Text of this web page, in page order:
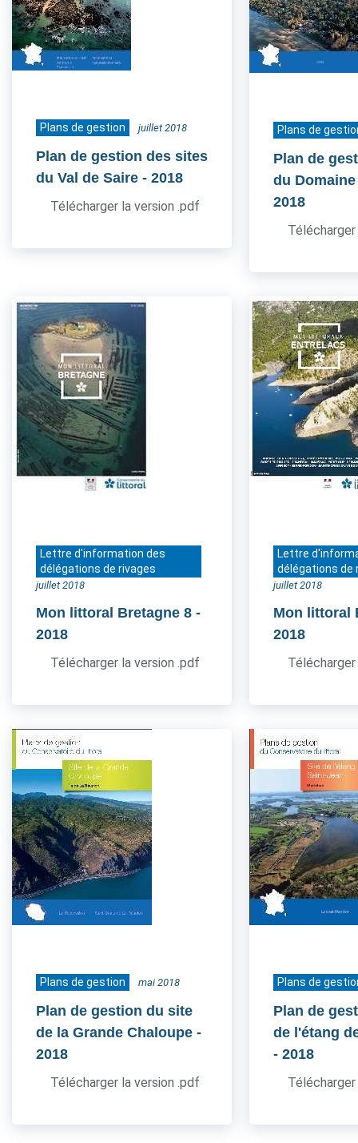
Plans de gestion juillet 2018
Plan de gestion des sites
du Val de Saire - 2018
Télécharger la version .pdf
Plans de
Plan de
du
2018
Lettre d'information des
délégations de rivages
juillet 2018
Mon littoral Bretagne 8 -
2018
Télécharger la version .pdf
Lettre
délégations de
juillet 2018
Mon littoral
2018
Plans de gestion mai 2018
Plan de gestion du site
de la Grande Chaloupe -
2018
Télécharger la version .pdf
Plans de
Plan de
de l'étang
- 2018